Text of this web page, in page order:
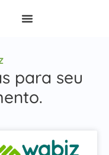
para seu